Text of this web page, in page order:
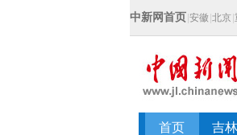
中新网首页 安徽 北京
首页 吉